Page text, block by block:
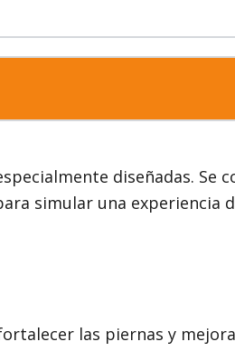
diseñadas. Se
simular una experiencia
las piernas y